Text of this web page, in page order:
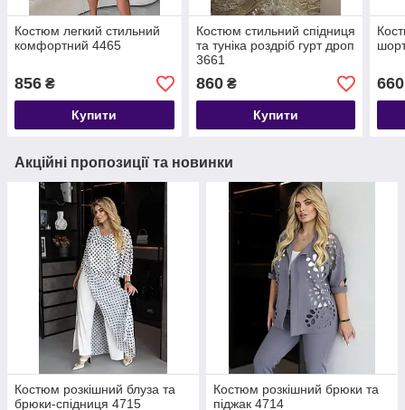
Костюм легкий стильний
комфортний 4465
856 ₴
Купити
Костюм стильний спідниця
та туніка роздріб гурт дроп
3661
860₴
Купити
660
Акційні пропозиції та новинки
Костюм розкішний блуза та
брюки-спідниця 4715
Костюм розкішний брюки та
піджак 4714